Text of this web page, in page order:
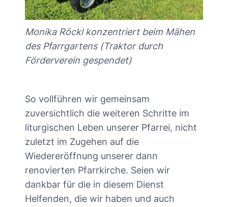
Monika Röckl konzentriert beim Mähen
des Pfarrgartens (Traktor durch
Förderverein gespendet)
So vollführen wir gemeinsam
zuversichtlich die weiteren Schritte im
liturgischen Leben unserer Pfarrei, nicht
zuletzt im Zugehen auf die
Wiedereröffnung unserer dann
renovierten Pfarrkirche. Seien wir
dankbar für die in diesem Dienst
Helfenden, die wir haben und auch